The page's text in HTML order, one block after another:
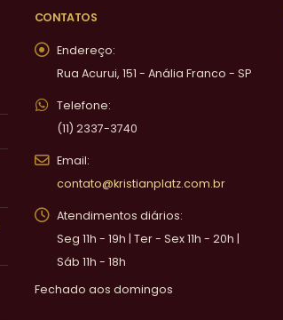
CONTATOS
Endereço:
Rua Acurui, 151 - Anália Franco - SP
Telefone:
(11) 2337-3740
Email:
contato@kristianplatz.com.br
Atendimentos diários:
Seg 11h - 19h | Ter - Sex 11h - 20h |
Sáb 11h - 18h
Fechado aos domingos